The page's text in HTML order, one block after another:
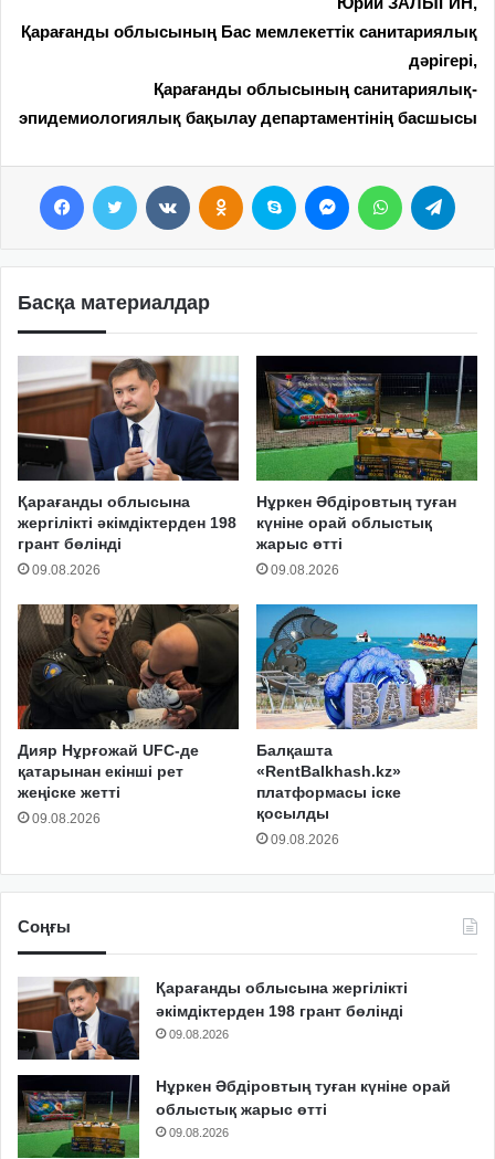
Қарағанды облысының Бас мемлекеттік санитариялық
дәрігері,
Қарағанды облысының санитариялық-
эпидемиологиялық бақылау департаментінің басшысы
Басқа материалдар
Қарағанды облысына
жергілікті әкімдіктерден 198
грант бөлінді
09.08.2026
Нұркен Әбдіровтың туған
күніне орай облыстық
жарыс өтті
09.08.2026
Дияр Нұрғожай UFC-де
қатарынан екінші рет
жеңіске жетті
09.08.2026
Балқашта
«RentBalkhash.kz»
платформасы іске
қосылды
09.08.2026
Соңғы
Қарағанды облысына жергілікті
әкімдіктерден 198 грант бөлінді
09.08.2026
Нұркен Әбдіровтың туған күніне орай
облыстық жарыс өтті
09.08.2026